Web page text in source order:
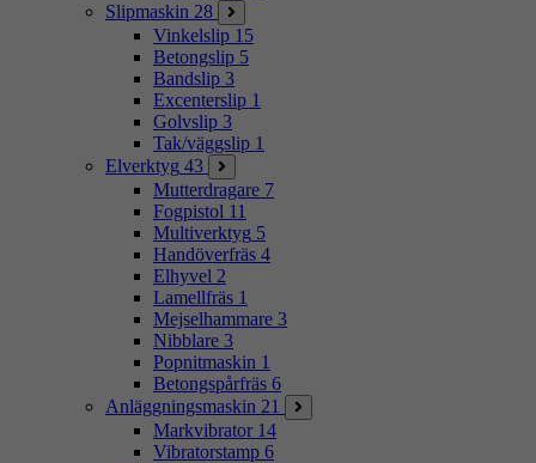
Slipmaskin 28
Vinkelslip 15
Betongslip 5
Bandslip 3
Excenterslip 1
Golvslip 3
Tak/väggslip 1
Elverktyg 43
Mutterdragare 7
Fogpistol 11
Multiverktyg 5
Handöverfräs 4
Elhyvel 2
Lamellfräs 1
Mejselhammare 3
Nibblare 3
Popnitmaskin 1
Betongspårfräs 6
Anläggningsmaskin 21
Markvibrator 14
Vibratorstamp 6